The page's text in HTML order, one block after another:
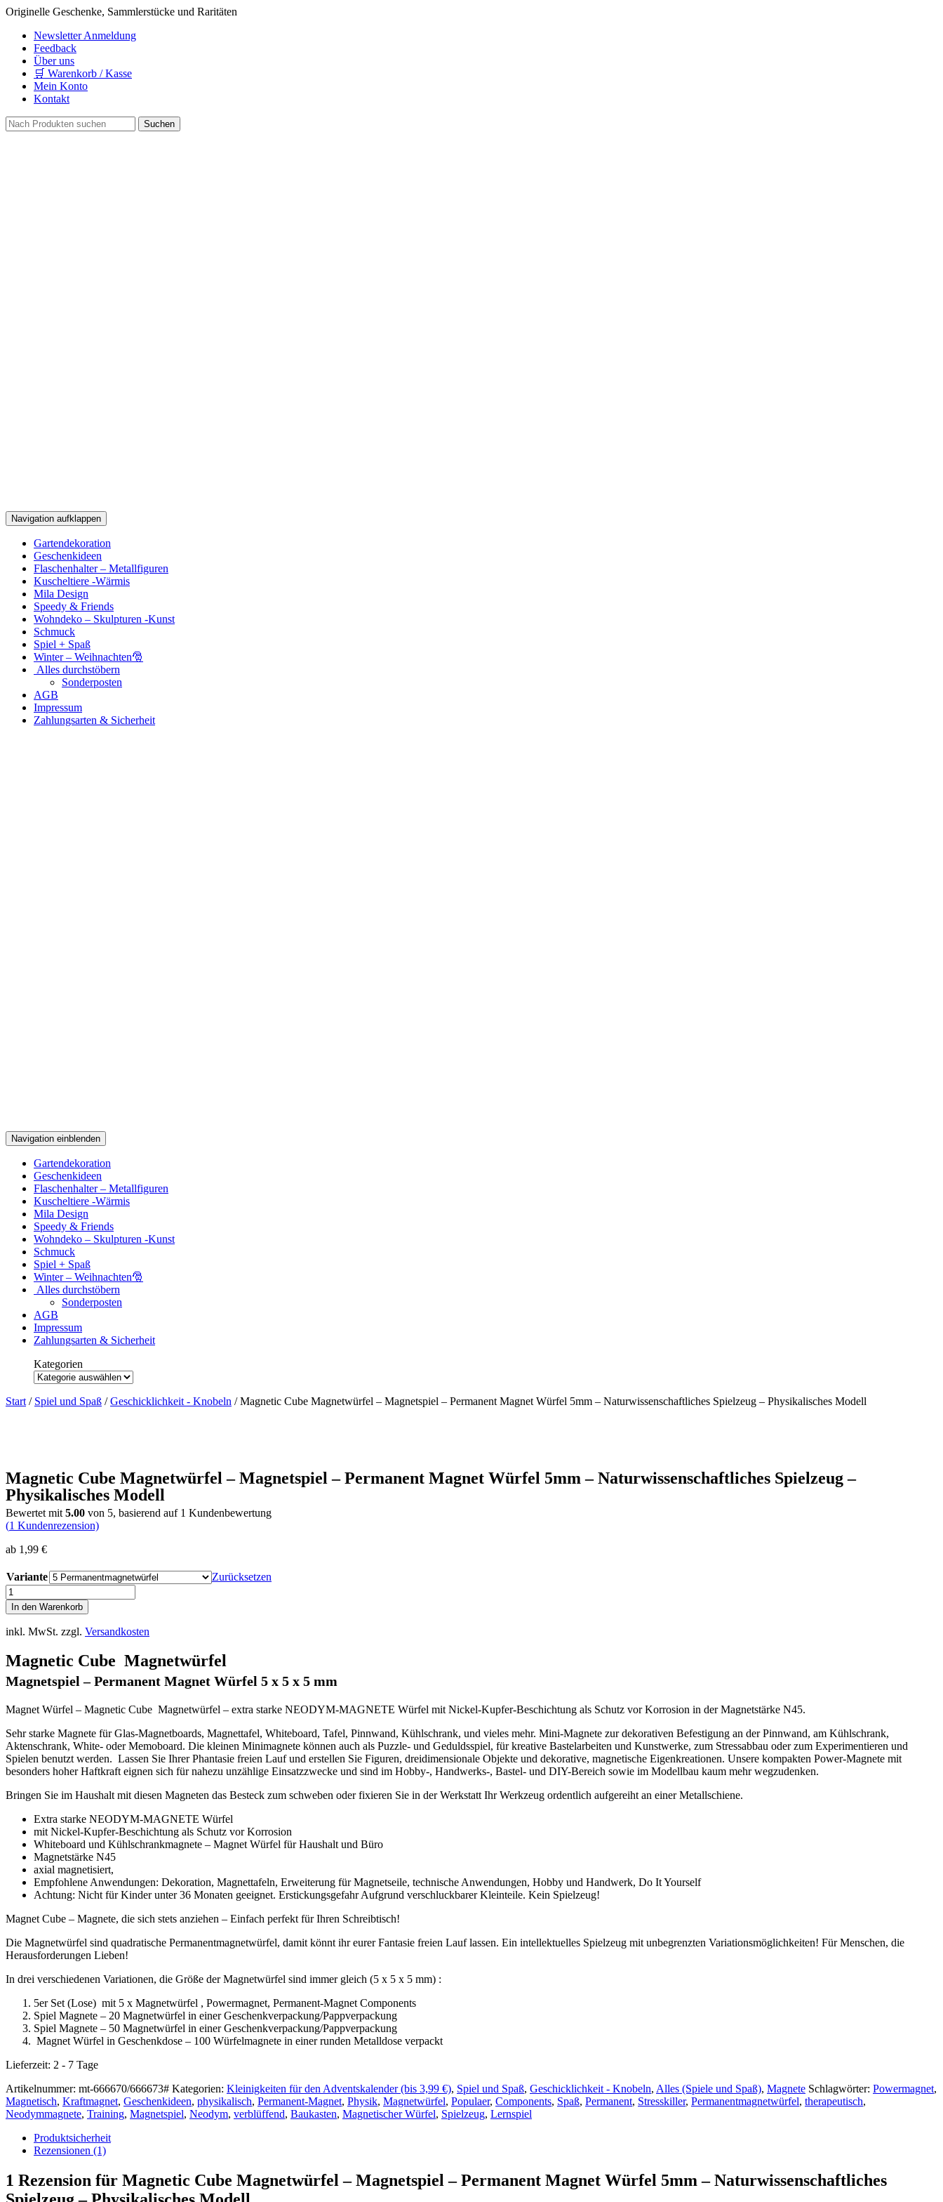
Originelle Geschenke, Sammlerstücke und Raritäten
Newsletter Anmeldung
Feedback
Über uns
🛒 Warenkorb / Kasse
Mein Konto
Kontakt
Navigation aufklappen
Zum
Inhalt
Gartendekoration
Geschenkideen
Flaschenhalter – Metallfiguren
Kuscheltiere -Wärmis
Mila Design
Speedy & Friends
Wohndeko – Skulpturen -Kunst
Schmuck
Spiel + Spaß
Winter – Weihnachten🎅
Alles durchstöbern
Sonderposten
AGB
Impressum
Zahlungsarten & Sicherheit
Navigation einblenden
Gartendekoration
Geschenkideen
Flaschenhalter – Metallfiguren
Kuscheltiere -Wärmis
Mila Design
Speedy & Friends
Wohndeko – Skulpturen -Kunst
Schmuck
Spiel + Spaß
Winter – Weihnachten🎅
Alles durchstöbern
Sonderposten
AGB
Impressum
Zahlungsarten & Sicherheit
Kategorien
Kategorien
Start / Spiel und Spaß /Geschicklichkeit - Knobeln / Magnetic Cube Magnetwürfel – Magnetspiel – Permanent Magnet Würfel 5mm – Naturwissenschaftliches Spielzeug – Physikalisches Modell
Magnetic Cube Magnetwürfel – Magnetspiel – Permanent Magnet Würfel 5mm – Naturwissenschaftliches Spielzeug –
Physikalisches Modell
Bewertet mit 5.00 von 5, basierend auf 1 Kundenbewertung
(1 Kundenrezension)
ab 1,99 €
Variante
Zurücksetzen
Magnetic
Cube
Magnetwürfel
-
-
Permanent
Magnet
Würfel
5mm
-
Naturwissenschaftliches
Spielzeug
-
Physikalisches
Menge
In den Warenkorb
inkl. MwSt. zzgl. Versandkosten
Magnetic Cube Magnetwürfel
Magnetspiel – Permanent Magnet Würfel 5 x 5 x 5 mm
Magnet Würfel – Magnetic Cube Magnetwürfel – extra starke NEODYM-MAGNETE Würfel mit Nickel-Kupfer-Beschichtung als Schutz vor Korrosion in der Magnetstärke N45.
Sehr starke Magnete für Glas-Magnetboards, Magnettafel, Whiteboard, Tafel, Pinnwand, Kühlschrank, und vieles mehr. Mini-Magnete zur dekorativen Befestigung an der Pinnwand, am Kühlschrank,
Aktenschrank, White- oder Memoboard. Die kleinen Minimagnete können auch als Puzzle- und Geduldsspiel, für kreative Bastelarbeiten und Kunstwerke, zum Stressabbau oder zum Experimentieren und
Spielen benutzt werden. Lassen Sie Ihrer Phantasie freien Lauf und erstellen Sie Figuren, dreidimensionale Objekte und dekorative, magnetische Eigenkreationen. Unsere kompakten Power-Magnete mit
besonders hoher Haftkraft eignen sich für nahezu unzählige Einsatzzwecke und sind im Hobby-, Handwerks-, Bastel- und DIY-Bereich sowie im Modellbau kaum mehr wegzudenken.
Bringen Sie im Haushalt mit diesen Magneten das Besteck zum schweben oder fixieren Sie in der Werkstatt Ihr Werkzeug ordentlich aufgereiht an einer Metallschiene.
Extra starke NEODYM-MAGNETE Würfel
mit Nickel-Kupfer-Beschichtung als Schutz vor Korrosion
Whiteboard und Kühlschrankmagnete – Magnet Würfel für Haushalt und Büro
Magnetstärke N45
axial magnetisiert,
Empfohlene Anwendungen: Dekoration, Magnettafeln, Erweiterung für Magnetseile, technische Anwendungen, Hobby und Handwerk, Do It Yourself
Achtung: Nicht für Kinder unter 36 Monaten geeignet. Erstickungsgefahr Aufgrund verschluckbarer Kleinteile. Kein Spielzeug!
Magnet Cube – Magnete, die sich stets anziehen – Einfach perfekt für Ihren Schreibtisch!
Die Magnetwürfel sind quadratische Permanentmagnetwürfel, damit könnt ihr eurer Fantasie freien Lauf lassen. Ein intellektuelles Spielzeug mit unbegrenzten Variationsmöglichkeiten! Für Menschen, die
Herausforderungen Lieben!
In drei verschiedenen Variationen, die Größe der Magnetwürfel sind immer gleich (5 x 5 x 5 mm) :
5er Set (Lose) mit 5 x Magnetwürfel , Powermagnet, Permanent-Magnet Components
Spiel Magnete – 20 Magnetwürfel in einer Geschenkverpackung/Pappverpackung
Spiel Magnete – 50 Magnetwürfel in einer Geschenkverpackung/Pappverpackung
Magnet Würfel in Geschenkdose – 100 Würfelmagnete in einer runden Metalldose verpackt
Lieferzeit: 2 - 7 Tage
Artikelnummer: mt-666670/666673# Kategorien: Kleinigkeiten für den Adventskalender (bis 3,99 €), Spiel und Spaß, Geschicklichkeit - Knobeln, Alles (Spiele und Spaß), Magnete Schlagwörter: Powermagnet,
Magnetisch, Kraftmagnet, Geschenkideen, physikalisch, Permanent-Magnet, Physik, Magnetwürfel, Populaer, Components, Spaß, Permanent, Stresskiller, Permanentmagnetwürfel, therapeutisch,
Neodymmagnete, Training, Magnetspiel, Neodym, verblüffend, Baukasten, Magnetischer Würfel, Spielzeug, Lernspiel
Produktsicherheit
Rezensionen (1)
1 Rezension für Magnetic Cube Magnetwürfel – Magnetspiel – Permanent Magnet Würfel 5mm – Naturwissenschaftliches